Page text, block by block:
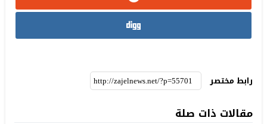
رابط مختصر
مقالات ذات صلة